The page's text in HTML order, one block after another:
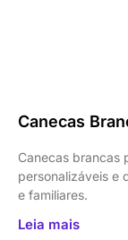
Canecas
Canecas brancas
personalizáveis e
e familiares.
Leia mais